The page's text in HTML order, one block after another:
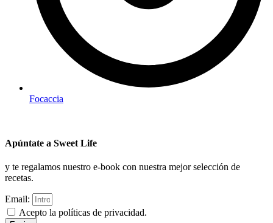
Focaccia
Apúntate a Sweet Life
y te regalamos nuestro e-book con nuestra mejor selección de
recetas.
Email:
Acepto la políticas de privacidad.